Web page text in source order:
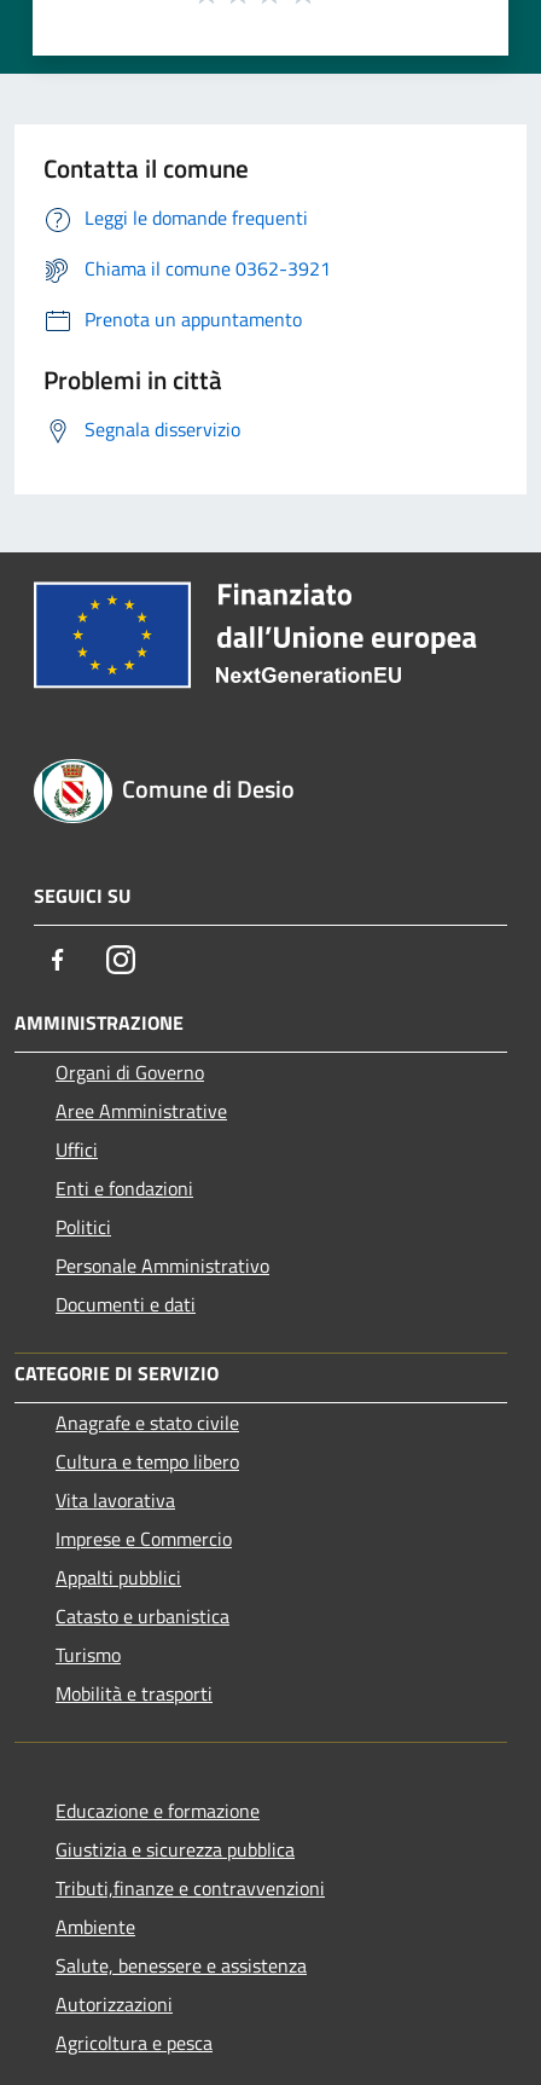
Contatta il comune
Leggi le domande frequenti
Chiama il comune 0362-3921
Prenota un appuntamento
Problemi in città
Segnala disservizio
Comune di Desio
SEGUICI SU
FacebookInstagram
AMMINISTRAZIONE
Organi di Governo
Aree Amministrative
Uffici
Enti e fondazioni
Politici
Personale Amministrativo
Documenti e dati
CATEGORIE DI SERVIZIO
Anagrafe e stato civile
Cultura e tempo libero
Vita lavorativa
Imprese e Commercio
Appalti pubblici
Catasto e urbanistica
Turismo
Mobilità e trasporti
Educazione e formazione
Giustizia e sicurezza pubblica
Tributi,finanze e contravvenzioni
Ambiente
Salute, benessere e assistenza
Autorizzazioni
Agricoltura e pesca